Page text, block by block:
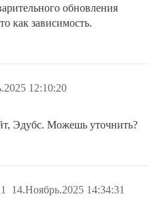
обновления
как зависимость.
12:10:20
Эдубс. Можешь уточнить?
14.Ноябрь.2025 14:34:31